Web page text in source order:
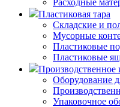
Пластиковая тара
Складские и
Мусорные
Пластиковые
Пластиковые
Производственное
Оборудование
Упаковочное